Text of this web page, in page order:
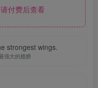
付费后查看
strongest wings.
强大的翅膀